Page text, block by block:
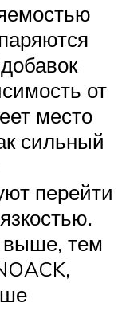
от
место
сильный
перейти
выше, тем